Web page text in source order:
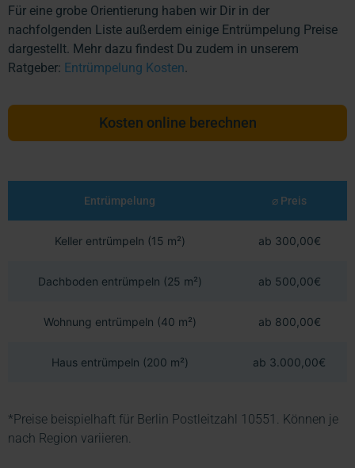
Für eine grobe Orientierung haben wir Dir in der
nachfolgenden Liste außerdem einige Entrümpelung Preise
dargestellt. Mehr dazu findest Du zudem in unserem
Ratgeber: Entrümpelung Kosten.
Kosten online berechnen
Entrümpelung ⌀ Preis
Keller entrümpeln (15 m²) ab 300,00€
Dachboden entrümpeln (25 m²) ab 500,00€
Wohnung entrümpeln (40 m²) ab 800,00€
Haus entrümpeln (200 m²) ab 3.000,00€
*Preise beispielhaft für Berlin Postleitzahl 10551. Können je
nach Region variieren.